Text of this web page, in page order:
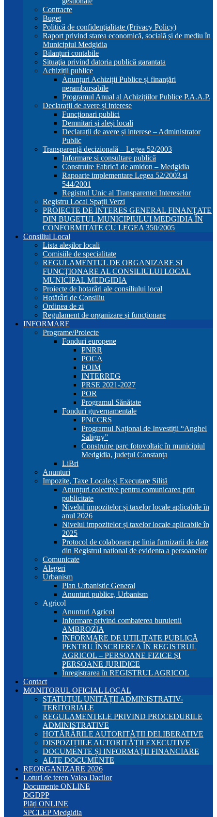
Contracte
Buget
Politică de confidenţialitate (Privacy Policy)
Raport privind starea economică, socială și de mediu în
Municipiul Medgidia
Bilanțuri contabile
Situaţia privind datoria publică garantata
Achiziții publice
Anunțuri Achiziții Publice și finanțări
nerambursabile
Programul Anual al Achizițiilor Publice P.A.A.P.
Declarații de avere și interese
Funcționari publici
Demnitari și aleși locali
Declarații de avere și interese – Administrator
Public
Transparență decizională – Legea 52/2003
Informare si consultare publică
Construire Fabrică de amidon – Medgidia
Rapoarte implementare Legea 52/2003 si
544/2001
Registrul Unic al Transparenței Intereselor
Registru Local Spații Verzi
PROIECTE DE INTERES GENERAL FINANȚATE
DIN BUGETUL MUNICIPIULUI MEDGIDIA ÎN
CONFORMITATE CU LEGEA 350/2005
Consiliul Local
Lista aleșilor locali
Comisiile de specialitate
REGULAMENTUL DE ORGANIZARE SI
FUNCŢIONARE AL CONSILIULUI LOCAL
MUNICIPAL MEDGIDIA
Proiecte de hotarâri ale consiliului local
Hotărâri de Consiliu
Ordinea de zi
Regulament de organizare și funcționare
INFORMARE
Programe/Proiecte
Fonduri europene
PNRR
POCA
POIM
INTERREG
PRSE 2021-2027
POR
Programul Sănătate
Fonduri guvernamentale
PNCCRS
Programul Național de Investiții “Anghel
Saligny”
Construire parc fotovoltaic în municipiul
Medgidia, județul Constanța
LiBri
Anunturi
Impozite, Taxe Locale și Executare Silită
Anunțuri colective pentru comunicarea prin
publicitate
Nivelul impozitelor și taxelor locale aplicabile în
anul 2026
Nivelul impozitelor și taxelor locale aplicabile în
2025
Protocol de colaborare pe linia furnizarii de date
din Registrul national de evidenta a persoanelor
Comunicate
Alegeri
Urbanism
Plan Urbanistic General
Anunturi publice, Urbanism
Agricol
Anunturi Agricol
Informare privind combaterea buruienii
AMBROZIA
INFORMARE DE UTILITATE PUBLICĂ
PENTRU ÎNSCRIEREA ÎN REGISTRUL
AGRICOL – PERSOANE FIZICE ȘI
PERSOANE JURIDICE
Înregistrarea în REGISTRUL AGRICOL
Contact
MONITORUL OFICIAL LOCAL
STATUTUL UNITĂȚII ADMINISTRATIV-
TERITORIALE
REGULAMENTELE PRIVIND PROCEDURILE
ADMINISTRATIVE
HOTĂRÂRILE AUTORITĂȚII DELIBERATIVE
DISPOZIȚIILE AUTORITĂȚII EXECUTIVE
DOCUMENTE ȘI INFORMAȚII FINANCIARE
ALTE DOCUMENTE
REORGANIZARE 2026
Loturi de teren Valea Dacilor
Documente ONLINE
DGDPP
Plăți ONLINE
SPCLEP Medgidia